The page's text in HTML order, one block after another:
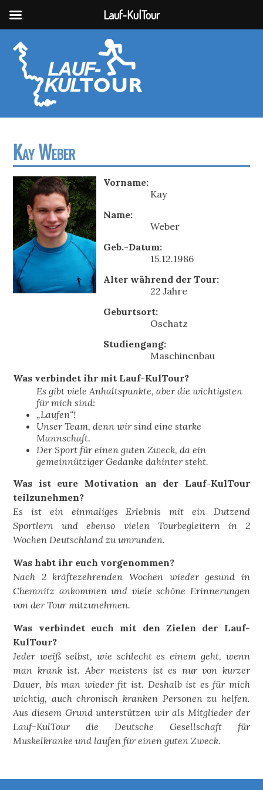
Kay Weber
Vorname:
Kay
Name:
Weber
Geb.-Datum:
15.12.1986
Alter während der Tour:
22 Jahre
Geburtsort:
Oschatz
Studiengang:
Maschinenbau
Was verbindet ihr mit Lauf-KulTour?
Es gibt viele Anhaltspunkte, aber die wichtigsten
für mich sind:
„Laufen“!
Unser Team, denn wir sind eine starke
Mannschaft.
Der Sport für einen guten Zweck, da ein
gemeinnütziger Gedanke dahinter steht.
Was ist eure Motivation an der Lauf-KulTour
teilzunehmen?
Es ist ein einmaliges Erlebnis mit ein Dutzend
Sportlern und ebenso vielen Tourbegleitern in 2
Wochen Deutschland zu umrunden.
Was habt ihr euch vorgenommen?
Nach 2 kräftezehrenden Wochen wieder gesund in
Chemnitz ankommen und viele schöne Erinnerungen
von der Tour mitzunehmen.
Was verbindet euch mit den Zielen der Lauf-
KulTour?
Jeder weiß selbst, wie schlecht es einem geht, wenn
man krank ist. Aber meistens ist es nur von kurzer
Dauer, bis man wieder fit ist. Deshalb ist es für mich
wichtig, auch chronisch kranken Personen zu helfen.
Aus diesem Grund unterstützen wir als Mitglieder der
Lauf-KulTour die Deutsche Gesellschaft für
Muskelkranke und laufen für einen guten Zweck.
Lauf-KulTour